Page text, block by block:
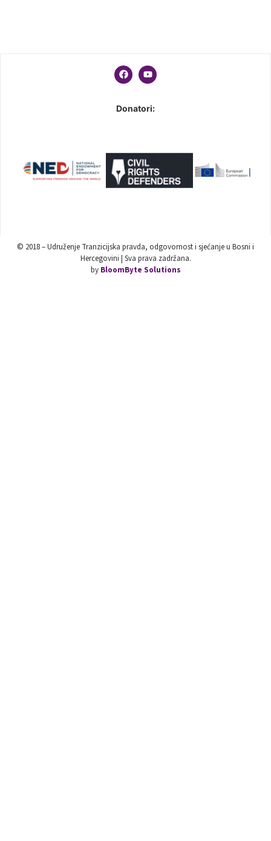
Donatori:
© 2018 – Udruženje Tranzicijska pravda, odgovornost i sjećanje u Bosni i
Hercegovini | Sva prava zadržana.
by BloomByte Solutions